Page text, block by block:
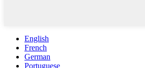
English
French
German
Portuguese